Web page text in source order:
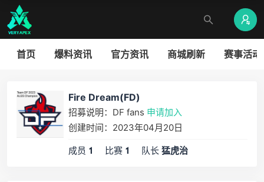
首页 爆料资讯 官方资讯 商城刷新 赛事活动
Fire Dream(FD)
招募说明：DF fans 申请加入
创建时间：2023年04月20日
成员 1 比赛 1 队长 猛虎治